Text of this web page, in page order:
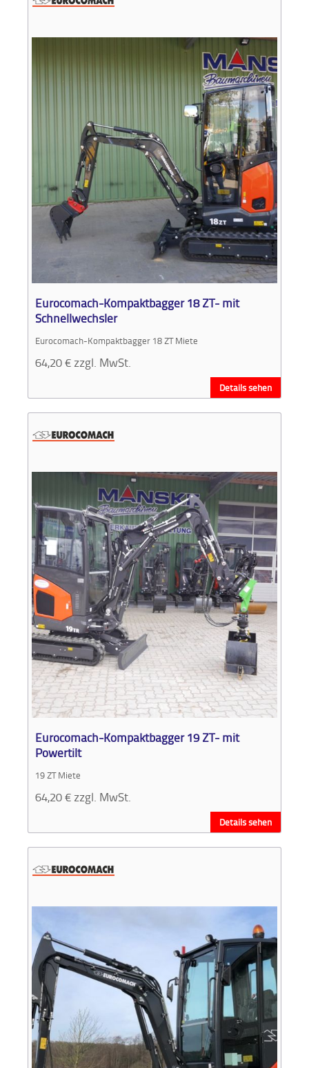
Eurocomach-Kompaktbagger 18 ZT- mit
Schnellwechsler
Eurocomach-Kompaktbagger 18 ZT Miete
64,20€ zzgl. MwSt.
Details sehen
Eurocomach-Kompaktbagger 19 ZT- mit
Powertilt
19 ZT Miete
64,20€ zzgl. MwSt.
Details sehen